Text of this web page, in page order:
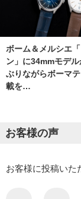
ボーム＆メルシエ
ン」に34mmモデ
ぶりながらボーマ
載を…
お客様の声
お客様に投稿いた